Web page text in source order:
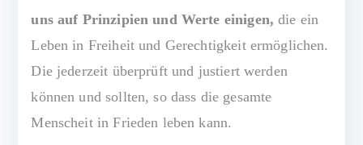
uns auf Prinzipien und Werte einigen, die ein
Leben in Freiheit und Gerechtigkeit ermöglichen.
Die jederzeit überprüft und justiert werden
können und sollten, so dass die gesamte
Menscheit in Frieden leben kann.